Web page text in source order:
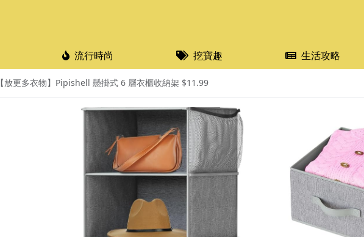
流行時尚 挖寶趣 生活攻略
【放更多衣物】Pipishell 懸掛式 6 層衣櫃收納架 $11.99